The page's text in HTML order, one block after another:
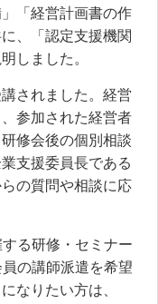
「経営計画書の作
、「認定支援機関
しました。
されました。経営
参加された経営者
修会後の個別相談
支援委員長である
の質問や相談に応
る研修・セミナー
の講師派遣を希望
なりたい方は、